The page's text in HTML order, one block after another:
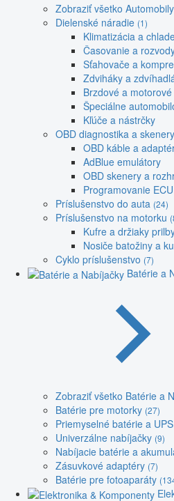
Zobraziť všetko
Dielenské náradie (1)
Klimatizácia a
Časovanie a
Sťahovače a
Zdviháky a
Brzdové a
Špeciálne
Kľúče a nástrčky
OBD diagnostika a skenery
OBD káble a
AdBlue emulátory
OBD skenery a
Programovanie
Príslušenstvo do auta (24)
Príslušenstvo na motorku
Kufre a držiaky
Nosiče batožiny a
Cyklo príslušenstvo (7)
Batérie a
Zobraziť všetko Batérie a
Batérie pre motorky (27)
Priemyselné batérie a UPS
Univerzálne nabíjačky (9)
Nabíjacie batérie a
Zásuvkové adaptéry (7)
Batérie pre fotoaparáty